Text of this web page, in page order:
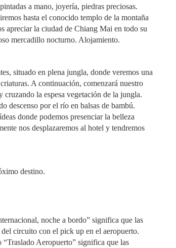
a mano, joyería, piedras preciosas.
hasta el conocido templo de la montaña
apreciar la ciudad de Chiang Mai en todo su
mercadillo nocturno. Alojamiento.
situado en plena jungla, donde veremos una
A continuación, comenzará nuestro
la espesa vegetación de la jungla.
descenso por el río en balsas de bambú.
donde podemos presenciar la belleza
nos desplazaremos al hotel y tendremos
destino.
noche a bordo” significa que las
circuito con el pick up en el aeropuerto.
Aeropuerto” significa que las